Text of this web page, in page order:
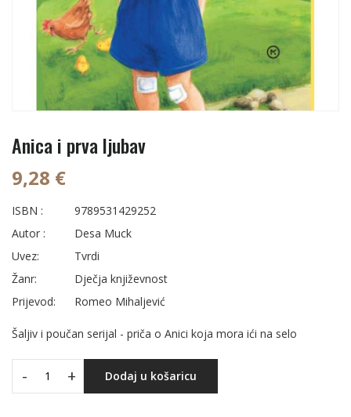
Anica i prva ljubav
9,28 €
ISBN :
9789531429252
Autor :
Desa Muck
Uvez:
Tvrdi
Žanr:
Dječja književnost
Prijevod:
Romeo Mihaljević
Šaljiv i poučan serijal - priča o Anici koja mora ići na selo
- + Dodaj u košaricu